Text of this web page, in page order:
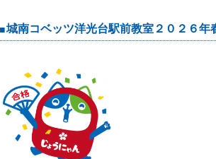
城南コベッツ洋光台駅前教室２０２６